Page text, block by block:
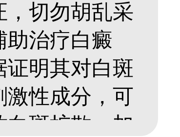
，切勿胡乱采
助治疗白癜
证明其对白斑
激性成分，可
斑扩散、加